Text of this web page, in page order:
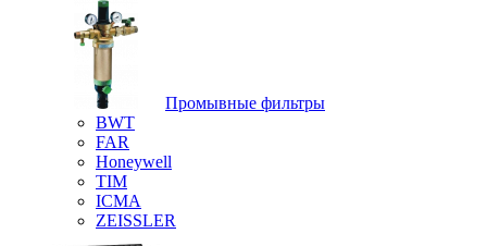
Промывные фильтры
BWT
FAR
Honeywell
TIM
ICMA
ZEISSLER